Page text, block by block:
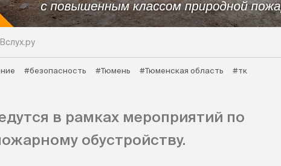
Вслух.ру
#безопасность #Тюмень #Тюменская область #тк
в рамках мероприятий по
обустройству.